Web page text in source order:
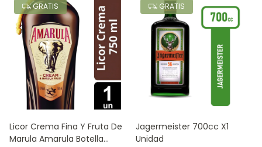
GRATIS
Licor Crema Fina Y Fruta De
Marula Amarula Botella
GRATIS
Jagermeister 700cc X1
Unidad